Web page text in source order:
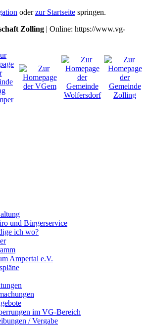
oderzur Startseite springen.
Zolling | Online: https://www.vg-
und Bürgerservice
ich wo?
Ampertal e.V.
im VG-Bereich
/ Vergabe